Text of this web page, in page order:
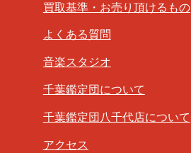
買取基準・お売り頂けるもの
よくある質問
音楽スタジオ
千葉鑑定団について
千葉鑑定団八千代店について
アクセス